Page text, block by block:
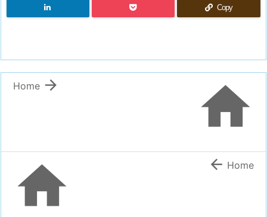
Copy


Home
  Home